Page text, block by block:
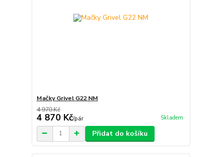
Mačky Grivel G22 NM
4 970 Kč
4 870 Kč/pár Skladem
Přidat do košíku